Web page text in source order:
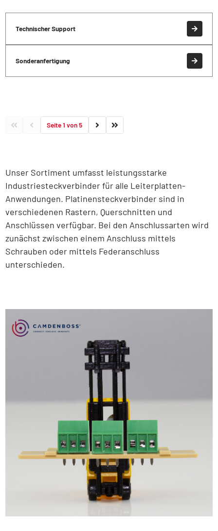
Technischer Support
Sonderanfertigung
Seite 1 von 5
Unser Sortiment umfasst leistungsstarke
Industriesteckverbinder für alle Leiterplatten-
Anwendungen. Platinensteckverbinder sind in
verschiedenen Rastern, Querschnitten und
Anschlüssen verfügbar. Bei den Anschlussarten wird
zunächst zwischen einem Anschluss mittels
Schrauben oder mittels Federanschluss
unterschieden.